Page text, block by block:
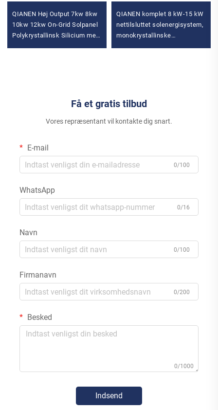
QIANEN Høj Output 7kw 8kw
10kw 12kw On-Grid Solpanel
Polykrystallinsk Silicium med
QIANEN komplet 8 kW-15 kW
nettilsluttet solenergisystem,
monokrystallinske
Få et gratis tilbud
Vores repræsentant vil kontakte dig snart.
E-mail
0/100
WhatsApp
0/16
Navn
0/100
Firmanavn
0/200
Besked
0/1000
Indsend